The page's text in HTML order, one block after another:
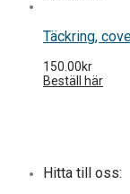
Täckring,
150.00kr
Beställ här
Hitta till oss: